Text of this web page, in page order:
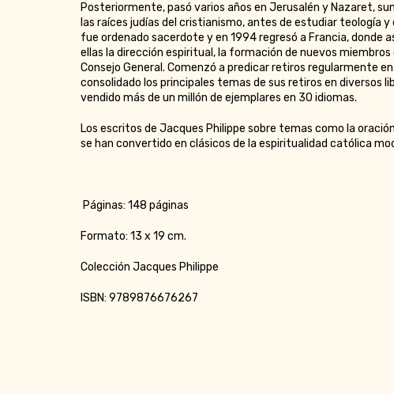
Posteriormente, pasó varios años en Jerusalén y Nazaret,
las raíces judías del cristianismo, antes de estudiar teología y
fue ordenado sacerdote y en 1994 regresó a Francia, donde
ellas la dirección espiritual, la formación de nuevos
Consejo General. Comenzó a predicar retiros regularmente
consolidado los principales temas de sus retiros en diversos
vendido más de un millón de ejemplares en 30 idiomas.
Los escritos de Jacques Philippe sobre temas como la
se han convertido en clásicos de la espiritualidad católica
Páginas: 148 páginas
Formato: 13 x 19 cm.
Colección Jacques Philippe
ISBN: 9789876676267